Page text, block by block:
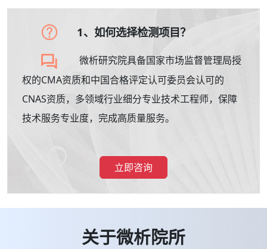
1、如何选择检测项目？
微析研究院具备国家市场监督管理局授
权的CMA资质和中国合格评定认可委员会认可的
CNAS资质，多领域行业细分专业技术工程师，保障
技术服务专业度，完成高质量服务。
立即咨询
关于微析院所